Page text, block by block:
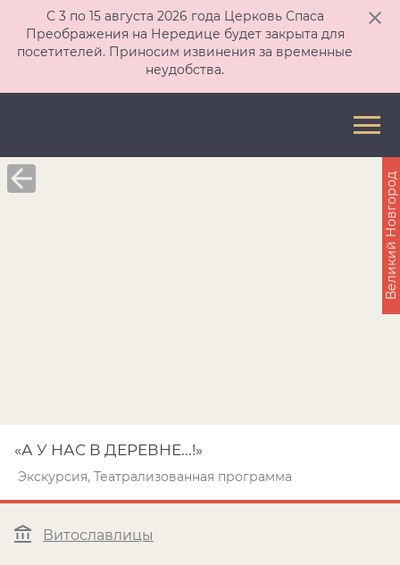
С 3 по 15 августа 2026 года Церковь Спаса
Преображения на Нередице будет закрыта для
посетителей. Приносим извинения за временные
неудобства.
«А У НАС В ДЕРЕВНЕ...!»
Экскурсия, Театрализованная программа
Витославлицы
Великий Новгород